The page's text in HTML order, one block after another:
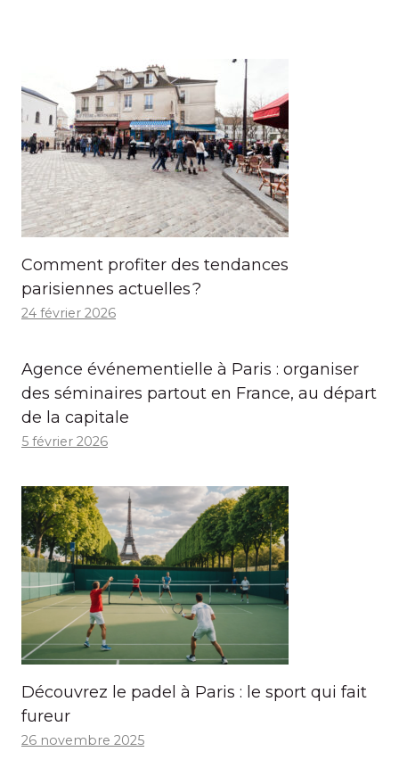
Comment profiter des tendances
parisiennes actuelles ?
24 février 2026
Agence événementielle à Paris : organiser
des séminaires partout en France, au départ
de la capitale
5 février 2026
Découvrez le padel à Paris : le sport qui fait
fureur
26 novembre 2025